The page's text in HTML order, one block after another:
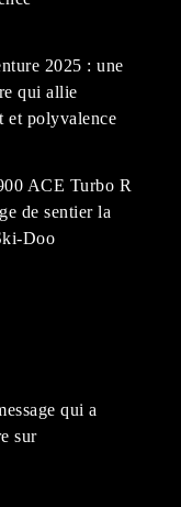
2025 : une
qui allie
et polyvalence
ACE Turbo R
de sentier la
Doo
qui a
sur